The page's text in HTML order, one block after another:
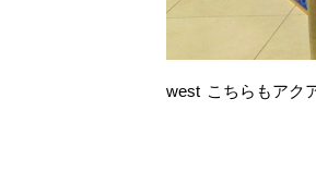
west こちらもアク